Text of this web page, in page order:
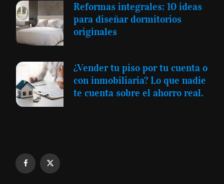
Reformas integrales: 10 ideas
para diseñar dormitorios
originales
¿Vender tu piso por tu cuenta o
con inmobiliaria? Lo que nadie
te cuenta sobre el ahorro real.